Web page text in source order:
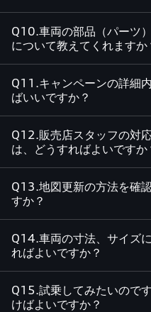
Q10.車両の部品（パーツ
について教えてくれますか
Q11.キャンペーンの詳細
ばいいですか？
Q12.販売店スタッフの対
は、どうすればよいですか
Q13.地図更新の方法を確
すか？
Q14.車両の寸法、サイズ
ればよいですか？
Q15.試乗してみたいので
けばよいですか？